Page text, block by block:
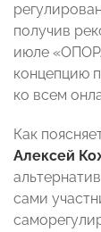
получив
июле
концепцию
ко всем
Как
Алексей
сами